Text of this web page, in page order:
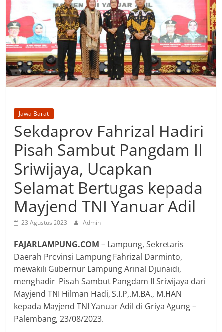
Jawa Barat
Sekdaprov Fahrizal Hadiri
Pisah Sambut Pangdam II
Sriwijaya, Ucapkan
Selamat Bertugas kepada
Mayjend TNI Yanuar Adil
23 Agustus 2023 Admin
FAJARLAMPUNG.COM– Lampung, Sekretaris
Daerah Provinsi Lampung Fahrizal Darminto,
mewakili Gubernur Lampung Arinal Djunaidi,
menghadiri Pisah Sambut Pangdam II Sriwijaya dari
Mayjend TNI Hilman Hadi, S.I.P,.M.BA., M.HAN
kepada Mayjend TNI Yanuar Adil di Griya Agung –
Palembang, 23/08/2023.